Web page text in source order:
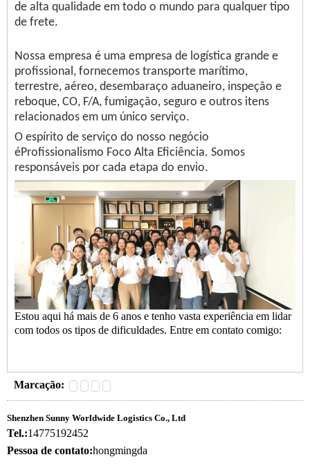
de alta qualidade em todo o mundo para qualquer tipo
de frete.
Nossa empresa é uma empresa de logística grande e
profissional, fornecemos transporte marítimo,
terrestre, aéreo, desembaraço aduaneiro, inspeção e
reboque, CO, F/A, fumigação, seguro e outros itens
relacionados em um único serviço.
O espírito de serviço do nosso negócio
éProfissionalismo Foco Alta Eficiência. Somos
responsáveis ​​por cada etapa do envio.
Estou aqui há mais de 6 anos e tenho vasta experiência em lidar
com todos os tipos de dificuldades. Entre em contato comigo:
Marcação:
Shenzhen Sunny Worldwide Logistics Co., Ltd
Tel.:14775192452
Pessoa de contato:hongmingda